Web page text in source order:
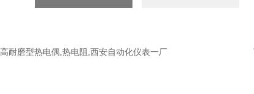
高耐磨型热电偶,热电阻,西安自动化仪表一厂